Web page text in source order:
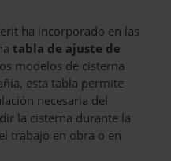
ha incorporado en las
tabla de ajuste de
modelos de cisterna
esta tabla permite
necesaria del
la cisterna durante la
trabajo en obra o en